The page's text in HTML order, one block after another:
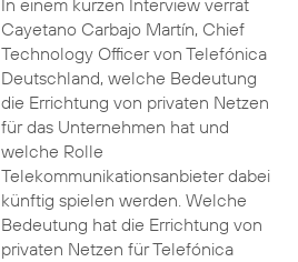
In einem kurzen Interview verrät
Cayetano Carbajo Martín, Chief
Technology Officer von Telefónica
Deutschland, welche Bedeutung
die Errichtung von privaten Netzen
für das Unternehmen hat und
welche Rolle
Telekommunikationsanbieter dabei
künftig spielen werden. Welche
Bedeutung hat die Errichtung von
privaten Netzen für Telefónica